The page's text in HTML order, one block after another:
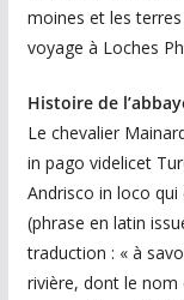
moines et les
voyage à Loches
Histoire de
Le chevalier
in pago videlicet
Andrisco in loco qui
(phrase en latin
traduction : « à
rivière, dont le nom